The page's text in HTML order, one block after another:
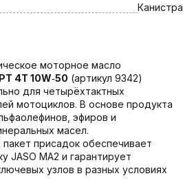
Канистра
моторное масло
4Т 10W‑50 (артикул 9342)
для четырёхтактных
мотоциклов. В основе продукта
эфиров и
масел.
присадок обеспечивает
JASO MA2 и гарантирует
узлов в разных условиях